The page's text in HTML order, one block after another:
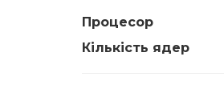
Процесор
Кількість ядер